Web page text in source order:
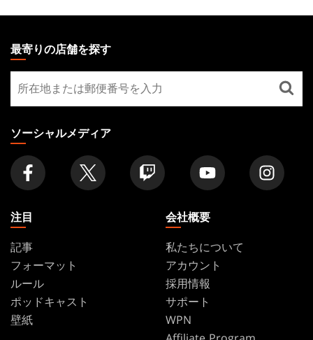
THE
GATHERING
FOOTER
最寄りの店舗を探す
寄
り
の
店
舗
を
探
ソーシャルメディア
注目
記事
フォーマット
ルール
ポッドキャスト
壁紙
会社概要
私たちについて
アカウント
採用情報
サポート
WPN